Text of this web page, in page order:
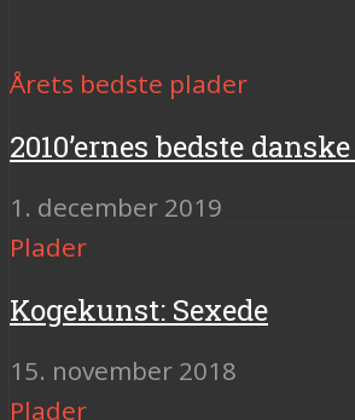
Årets bedste plader
2010’ernes bedste
1. december 2019
Plader
Kogekunst: Sexede
15. november 2018
Plader